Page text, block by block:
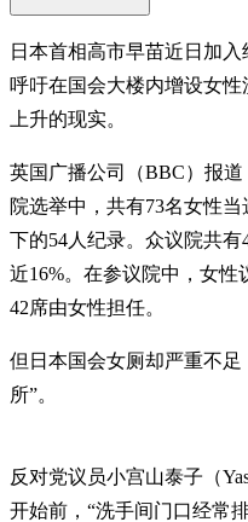
日本首相高市早苗近日加
呼吁在国会大楼内增设女
上升的现实。
英国广播公司（BBC）报
院选举中，共有73名女性
下的54人纪录。众议院共
近16%。在参议院中，女性
42席由女性担任。
但日本国会女厕却严重不
所”。
反对党议员小宫山泰子（
开始前，“洗手间门口经常